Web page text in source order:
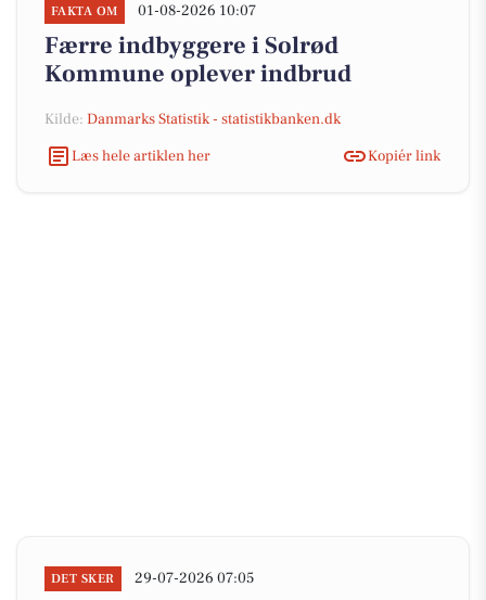
FAKTA OM 01-08-2026 10:07
Færre indbyggere i Solrød
Kommune oplever indbrud
Kilde: Danmarks Statistik - statistikbanken.dk
Læs hele artiklen her
Kopiér link
DET SKER 29-07-2026 07:05